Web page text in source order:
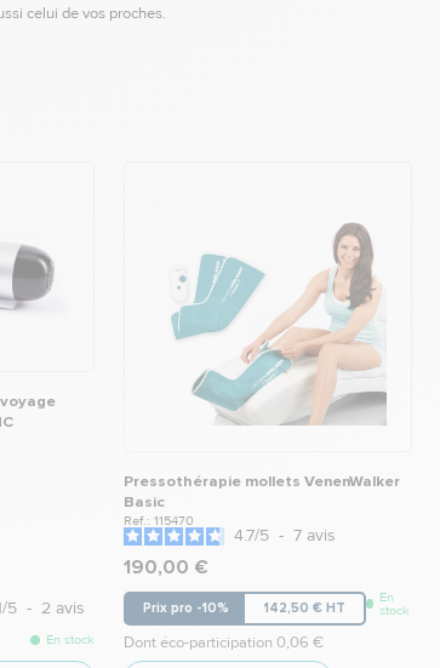
celui de vos proches.
voyage
/5 - 2 avis
En stock
Pressothérapie mollets VenenWalker
Basic
Ref.: 115470
4.7/5 - 7 avis
En
stock
190,00 €
Prix pro -10% 142,50 € HT
Dont éco-participation 0,06 €